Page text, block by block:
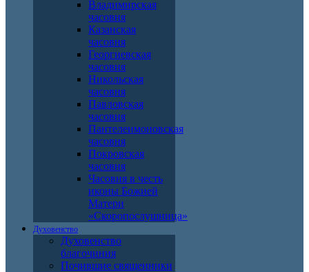
Владимирская
часовня
Казанская
часовня
Георгиевская
часовня
Никольская
часовня
Павловская
часовня
Пантелеимоновская
часовня
Покровская
часовня
Часовня в честь
иконы Божией
Матери
«Скоропослушница»
Духовенство
Духовенство
благочиния
Почившие священники